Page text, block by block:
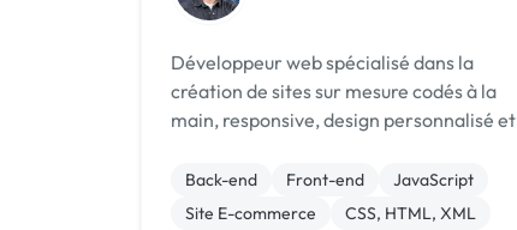
Développeur web spécialisé dans la
création de sites sur mesure codés à la
main, responsive, design personnalisé et
Back-end Front-end
JavaScript
Site E-commerce
CSS, HTML, XML